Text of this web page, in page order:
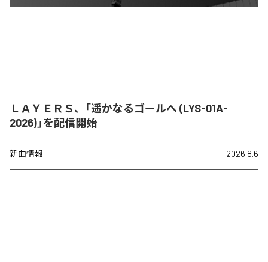
ＬＡＹＥＲＳ、「遥かなるゴールへ (LYS-01A-
2026)」を配信開始
新曲情報 2026.8.6